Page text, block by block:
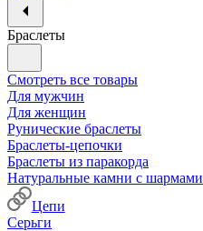
Браслеты
Смотреть все товары
Для мужчин
Для женщин
Рунические браслеты
Браслеты-цепочки
Браслеты из паракорда
Натуральные камни с шармами
Цепи
Серьги